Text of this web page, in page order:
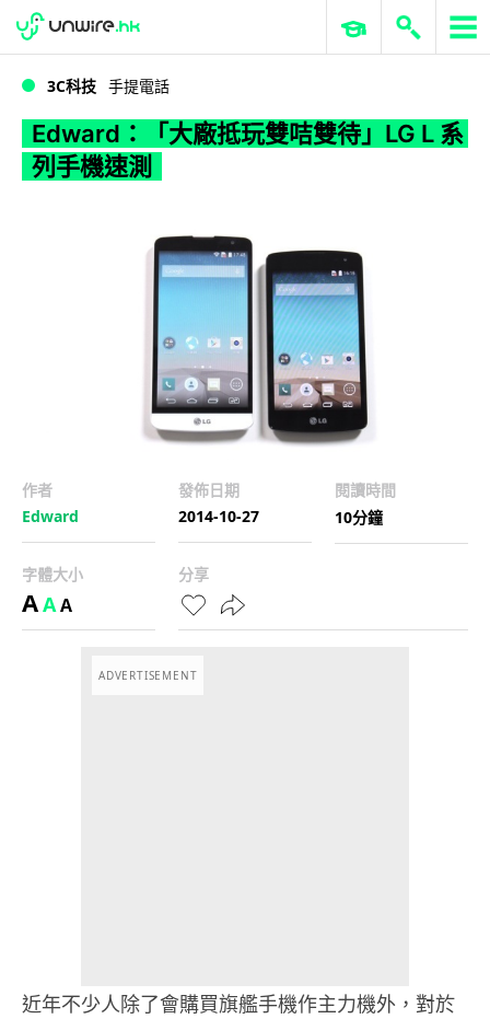
WWDC 2026 ERP 與商業 AI
3C科技 手提電話
Edward：「大廠抵玩雙咭雙待」LG L 系
列手機速測
作者
Edward
發佈日期
2014-10-27
閱讀時間
10分鐘
字體大小
AAA
分享
ADVERTISEMENT
近年不少人除了會購買旗艦手機作主力機外，對於